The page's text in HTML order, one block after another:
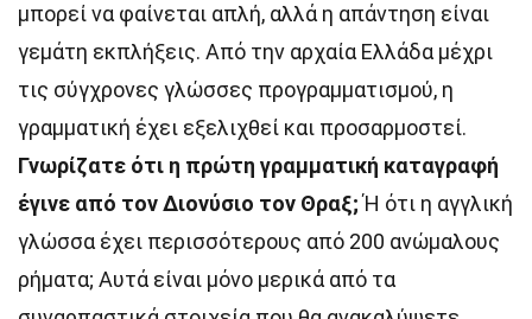
μπορεί να φαίνεται απλή, αλλά η απάντηση είναι
γεμάτη εκπλήξεις. Από την αρχαία Ελλάδα μέχρι
τις σύγχρονες γλώσσες προγραμματισμού, η
γραμματική έχει εξελιχθεί και προσαρμοστεί.
Γνωρίζατε ότι η πρώτη γραμματική καταγραφή
έγινε από τον Διονύσιο τον Θραξ;Ή ότι η αγγλική
γλώσσα έχει περισσότερους από 200 ανώμαλους
ρήματα; Αυτά είναι μόνο μερικά από τα